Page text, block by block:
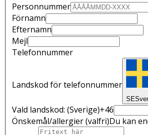
Personnummer
Förnamn
Efternamn
Mejl
Telefonnummer
Landskod för telefonnummer
SE
Vald landskod: (Sverige)+46
Önskemål/allergier(valfri)Du kan